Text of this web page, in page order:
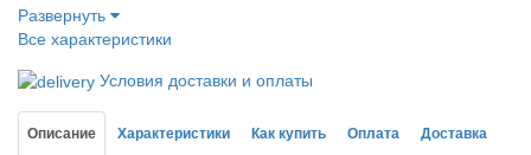
Развернуть
Все характеристики
Условия доставки и оплаты
Описание Характеристики Как купить Оплата Доставка